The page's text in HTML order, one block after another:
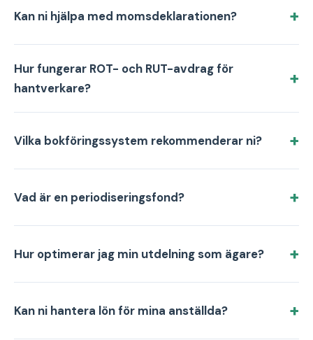
Kan ni hjälpa med momsdeklarationen?
Hur fungerar ROT- och RUT-avdrag för
hantverkare?
Vilka bokföringssystem rekommenderar ni?
Vad är en periodiseringsfond?
Hur optimerar jag min utdelning som ägare?
Kan ni hantera lön för mina anställda?